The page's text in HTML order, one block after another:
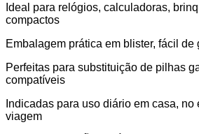
Ideal para relógios, calculadoras,
compactos
Embalagem prática em blister, fácil de
Perfeitas para substituição de pilhas
compatíveis
Indicadas para uso diário em casa, no
viagem